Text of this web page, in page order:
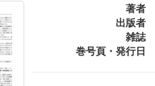
著者
出版者
雑誌
巻号頁・発行日